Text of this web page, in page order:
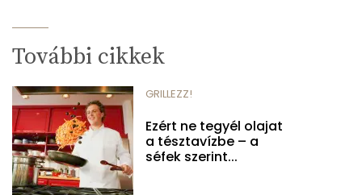
További cikkek
GRILLEZZ!
Ezért ne tegyél olajat
a tésztavízbe – a
séfek szerint...